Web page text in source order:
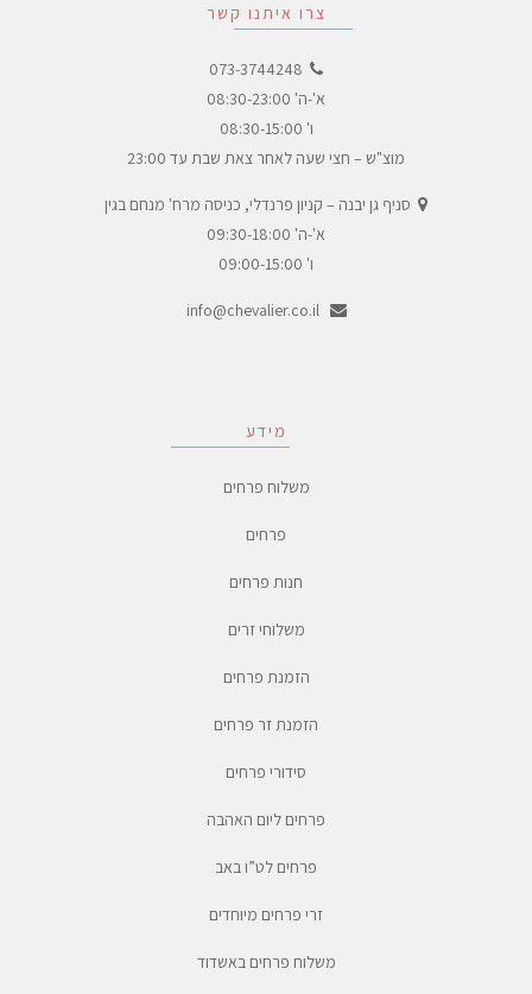
מידע
משלוח פרחים
פרחים
חנות פרחים
משלוחי זרים
הזמנת פרחים
הזמנת זר פרחים
סידורי פרחים
פרחים ליום האהבה
פרחים לט”ו באב
זרי פרחים מיוחדים
משלוח פרחים באשדוד
צרו איתנו קשר
073-3744248
א'-ה' 08:30-23:00
ו' 08:30-15:00
מוצ"ש – חצי שעה לאחר צאת שבת עד 23:00
סניף גן יבנה – קניון פרנדלי, כניסה מרח' מנחם בגין
א'-ה' 09:30-18:00
ו' 09:00-15:00
info@chevalier.co.il